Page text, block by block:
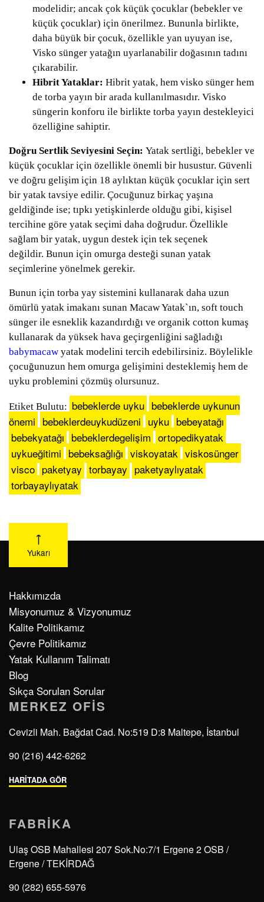
modelidir; ancak çok küçük çocuklar (bebekler ve
küçük çocuklar) için önerilmez. Bununla birlikte,
daha büyük bir çocuk, özellikle yan uyuyan ise,
Visko sünger yatağın uyarlanabilir doğasının tadını
çıkarabilir.
Hibrit Yataklar: Hibrit yatak, hem visko sünger hem
de torba yayın bir arada kullanılmasıdır. Visko
süngerin konforu ile birlikte torba yayın destekleyici
özelliğine sahiptir.
Doğru Sertlik Seviyesini Seçin: Yatak sertliği, bebekler ve
küçük çocuklar için özellikle önemli bir husustur. Güvenli
ve doğru gelişim için 18 aylıktan küçük çocuklar için sert
bir yatak tavsiye edilir. Çocuğunuz birkaç yaşına
geldiğinde ise; tıpkı yetişkinlerde olduğu gibi, kişisel
tercihine göre yatak seçimi daha doğrudur. Özellikle
sağlam bir yatak, uygun destek için tek seçenek
değildir. Bunun için omurga desteği sunan yatak
seçimlerine yönelmek gerekir.
Bunun için torba yay sistemini kullanarak daha uzun
ömürlü yatak imakanı sunan Macaw Yatak`ın, soft touch
sünger ile esneklik kazandırdığı ve organik cotton kumaş
kullanarak da yüksek hava geçirgenliğini sağladığı
babymacaw yatak modelini tercih edebilirsiniz. Böylelikle
çocuğunuzun hem omurga gelişimini desteklemiş hem de
uyku problemini çözmüş olursunuz.
Etiket Bulutu: bebeklerde uyku bebeklerde uykunun
önemi bebeklerdeuykudüzeni uyku bebeyatağı
bebekyatağı bebeklerdegelişim ortopedikyatak
uykueğitimi bebeksağlığı viskoyatak viskosünger
visco paketyay torbayay paketyaylıyatak
torbayaylıyatak
Hakkımızda
Misyonumuz & Vizyonumuz
Kalite Politikamız
Çevre Politikamız
Yatak Kullanım Talimatı
Blog
Sıkça Sorulan Sorular
MERKEZ OFIS
Cevizli Mah. Bağdat Cad. No:519 D:8 Maltepe, İstanbul
90 (216) 442-6262
HARİTADA GÖR
FABRIKA
Ulaş OSB Mahallesi 207 Sok.No:7/1 Ergene 2 OSB /
Ergene / TEKİRDAĞ
90 (282) 655-5976
Yukarı